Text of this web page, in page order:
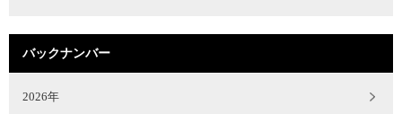
バックナンバー
2026年